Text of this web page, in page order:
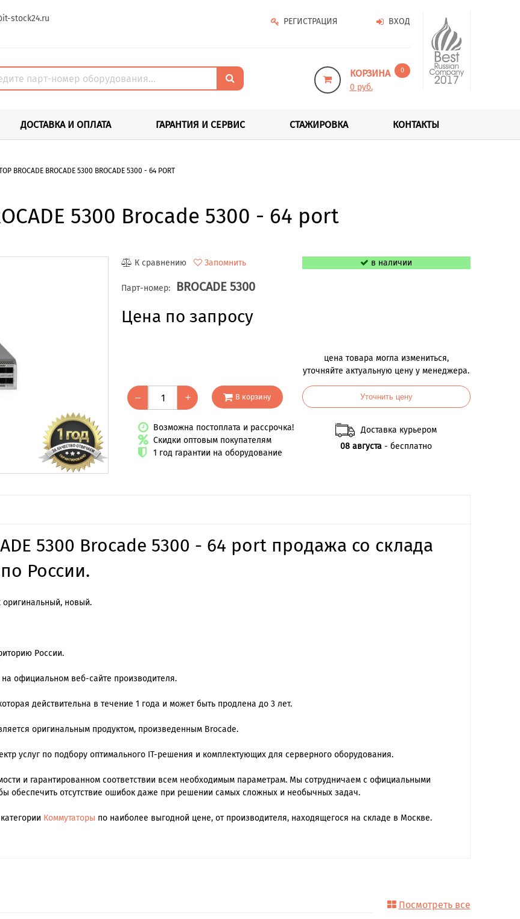
stock24.ru
ВХОД
РЕГИСТРАЦИЯ
КОРЗИНА 0
0 руб.
ДОСТАВКА И ОПЛАТА ГАРАНТИЯ И СЕРВИС СТАЖИРОВКА КОНТАКТЫ
BROCADE BROCADE 5300 BROCADE 5300 - 64 PORT
5300 Brocade 5300 - 64 port
К сравнению Запомнить
Парт-номер: BROCADE 5300
Цена по запросу
– + В корзину
Возможна постоплата и рассрочка!
Скидки оптовым покупателям
1 год гарантии на оборудование
в наличии
цена товара могла измениться,
уточняйте актуальную цену у менеджера.
Уточнить цену
Доставка курьером
08 августа - бесплатно
5300 Brocade 5300 - 64 port продажа со склада
России.
оригинальный, новый.
России.
на официальном веб-сайте производителя.
действительна в течение 1 года и может быть продлена до 3 лет.
оригинальным продуктом, произведенным Brocade.
услуг по подбору оптимального IT-решения и комплектующих для серверного оборудования.
и гарантированном соответствии всем необходимым параметрам. Мы сотрудничаем с официальными
обеспечить отсутствие ошибок даже при решении самых сложных и необычных задач.
Коммутаторы по наиболее выгодной цене, от производителя, находящегося на складе в Москве.
Посмотреть все